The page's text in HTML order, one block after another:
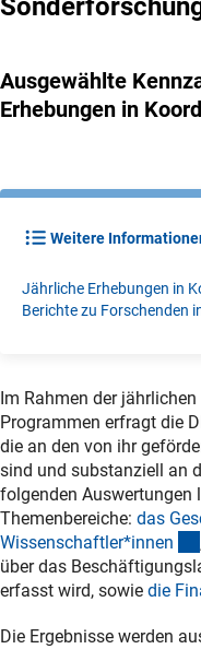
Ausgewählte
Erhebungen in
Weitere
Jährliche Erhebungen in
Berichte zu Forschenden
Im Rahmen der
Programmen erfragt die
die an den von ihr
sind und substanziell an
folgenden Auswertungen
Themenbereiche: das
Wissenschaftler*innen
über das
erfasst wird, sowie die
Die Ergebnisse werden